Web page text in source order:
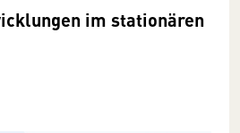
im stationären